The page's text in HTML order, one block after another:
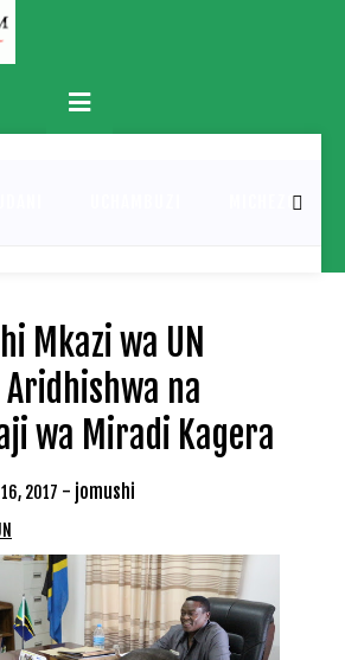
Primary
Menu
MICHEZO
Mkazi wa UN
Aridhishwa na
wa Miradi Kagera
2017 - jomushi